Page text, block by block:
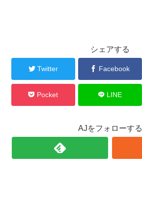
シェアする
Twitter Facebook
Pocket LINE
AJをフォローする